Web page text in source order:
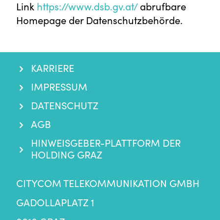
Link https://www.dsb.gv.at/abrufbare
Homepage der Datenschutzbehörde.
KARRIERE
IMPRESSUM
DATENSCHUTZ
AGB
HINWEISGEBER-PLATTFORM DER
HOLDING GRAZ
CITYCOM TELEKOMMUNIKATION GMBH
GADOLLAPLATZ 1